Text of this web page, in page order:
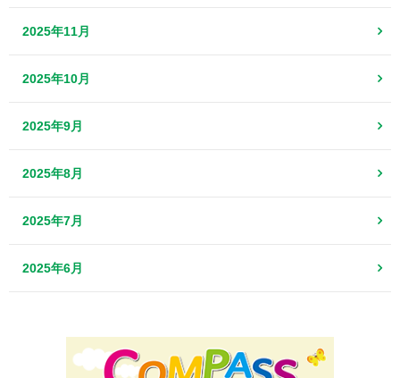
2025年11月
2025年10月
2025年9月
2025年8月
2025年7月
2025年6月